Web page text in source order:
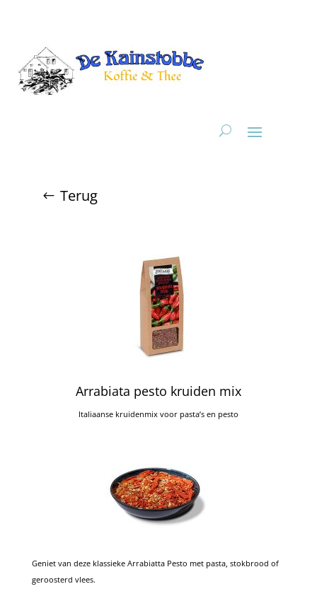
Terug
Arrabiata pesto kruiden mix
Italiaanse kruidenmix voor pasta’s en pesto
Geniet van deze klassieke Arrabiatta Pesto met pasta, stokbrood of
geroosterd vlees.